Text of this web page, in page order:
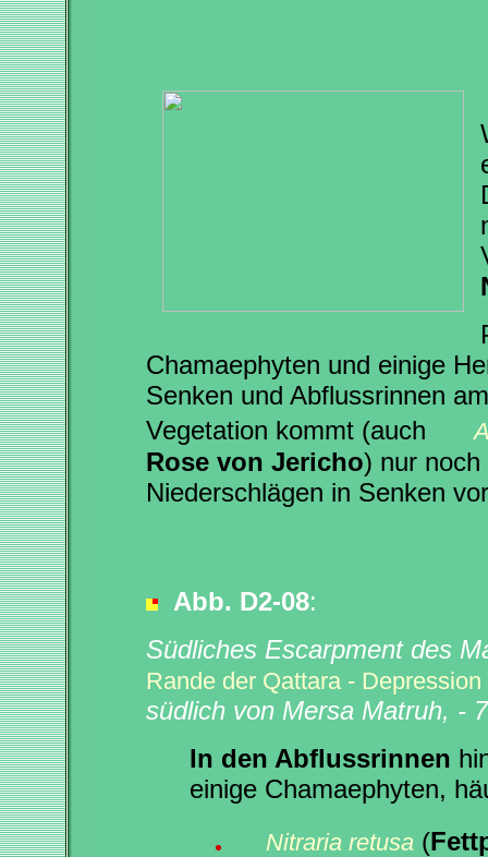
Chamaephyten und einige
Senken und Abflussrinnen
Vegetation kommt (auch
Rose von Jericho) nur noch
Niederschlägen in Senken
Abb. D2-08:
Südliches Escarpment des
Rande der Qattara - Depression
südlich von Mersa Matruh, -
In den Abflussrinnen
einige Chamaephyten,
Nitraria retusa (